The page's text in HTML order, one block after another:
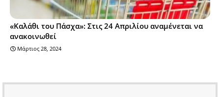
«Καλάθι του Πάσχα»: Στις 24 Απριλίου αναμένεται να
ανακοινωθεί
Μάρτιος 28, 2024